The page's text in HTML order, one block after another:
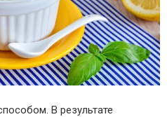
В результате